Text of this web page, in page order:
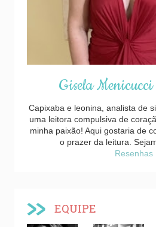
Gisela
Capixaba e leonina, analista de
uma leitora compulsiva de
minha paixão! Aqui gostaria de
o prazer da leitura.
Resenhas
EQUIPE